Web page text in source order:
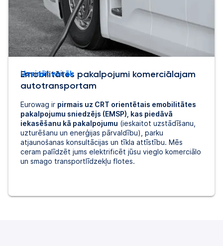
Emobilitātes pakalpojumi komerciālajam
autotransportam
Eurowag ir pirmais uz CRT orientētais emobilitātes
pakalpojumu sniedzējs (EMSP), kas piedāvā
iekasēšanu kā pakalpojumu (ieskaitot uzstādīšanu,
uzturēšanu un enerģijas pārvaldību), parku
atjaunošanas konsultācijas un tīkla attīstību. Mēs
ceram palīdzēt jums elektrificēt jūsu vieglo komerciālo
un smago transportlīdzekļu flotes.
Uzzināt vairāk